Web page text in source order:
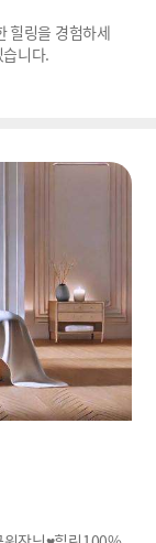
힐링을 경험하세
니다.